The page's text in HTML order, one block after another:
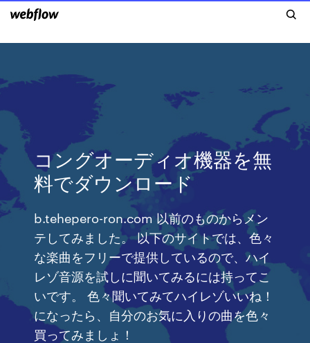
コングオーディオ機器を無
料でダウンロード
b.tehepero-ron.com 以前のものからメン
テしてみました。 以下のサイトでは、色々
な楽曲をフリーで提供しているので、ハイ
レゾ音源を試しに聞いてみるには持ってこ
いです。 色々聞いてみてハイレゾいいね！
になったら、自分のお気に入りの曲を色々
買ってみましょ！